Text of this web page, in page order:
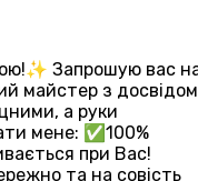
Запрошую вас
майстер з досвідом
а руки
мене: ✅100%
при Вас!
та на совість